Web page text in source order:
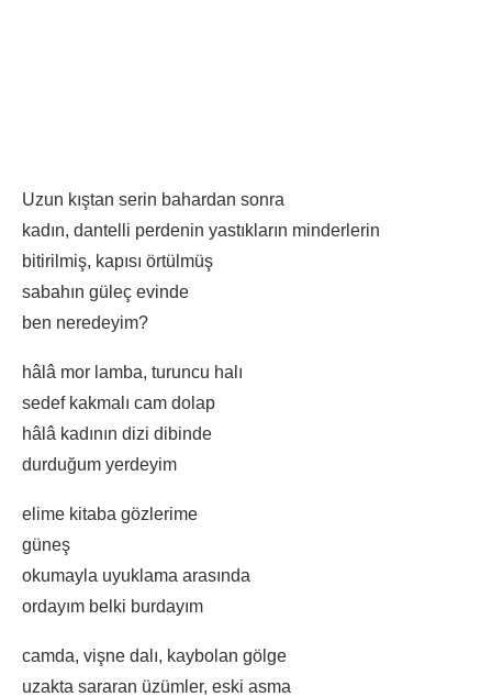
Uzun kıştan serin bahardan sonra
kadın, dantelli perdenin yastıkların minderlerin
bitirilmiş, kapısı örtülmüş
sabahın güleç evinde
ben neredeyim?
hâlâ mor lamba, turuncu halı
sedef kakmalı cam dolap
hâlâ kadının dizi dibinde
durduğum yerdeyim
elime kitaba gözlerime
güneş
okumayla uyuklama arasında
ordayım belki burdayım
camda, vişne dalı, kaybolan gölge
uzakta sararan üzümler, eski asma